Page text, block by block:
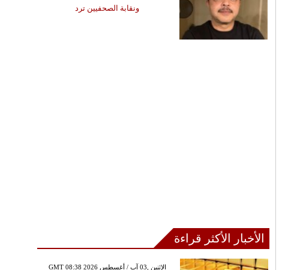
ونقابة الصحفيين ترد
الأخبار الأكثر قراءة
GMT 08:38 2026 الإثنين ,03 آب / أغسطس